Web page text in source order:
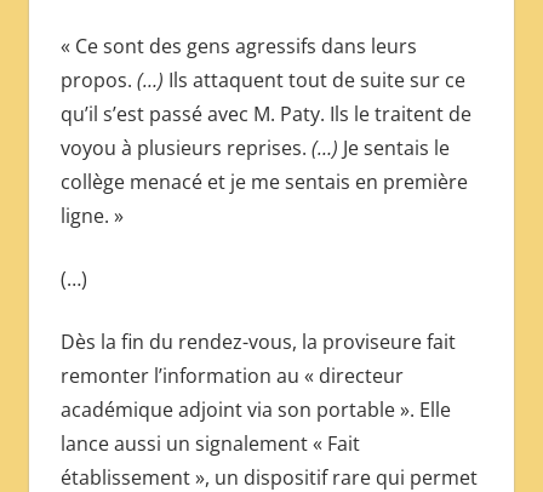
« Ce sont des gens agressifs dans leurs
propos. (…) Ils attaquent tout de suite sur ce
qu’il s’est passé avec M. Paty. Ils le traitent de
voyou à plusieurs reprises. (…) Je sentais le
collège menacé et je me sentais en première
ligne. »
(…)
Dès la fin du rendez-vous, la proviseure fait
remonter l’information au « directeur
académique adjoint via son portable ». Elle
lance aussi un signalement « Fait
établissement », un dispositif rare qui permet